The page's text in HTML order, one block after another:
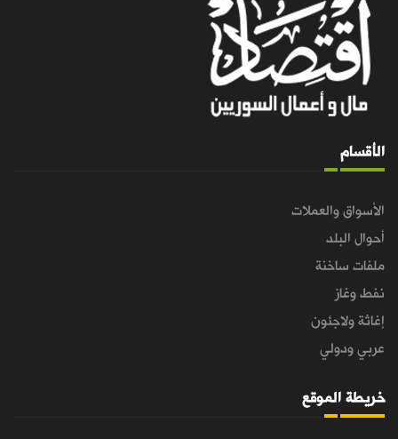
الأقسام
الأسواق والعملات
أحوال البلد
ملفات ساخنة
نفط وغاز
إغاثة ولاجئون
عربي ودولي
خريطة الموقع